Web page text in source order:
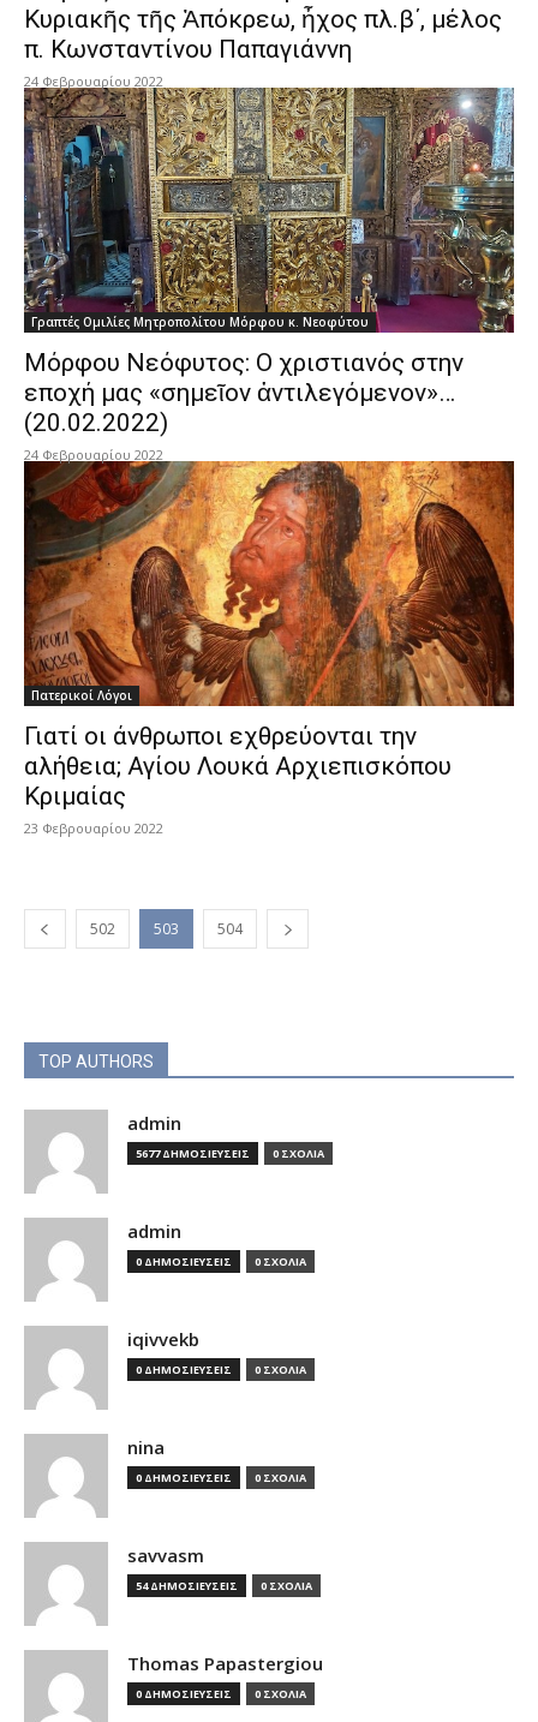
Κυριακῆς τῆς Ἀπόκρεω, ἦχος πλ.β΄, μέλος
π. Κωνσταντίνου Παπαγιάννη
24 Φεβρουαρίου 2022
Γραπτές Ομιλίες Μητροπολίτου Μόρφου κ. Νεοφύτου
Μόρφου Νεόφυτος: Ο χριστιανός στην
εποχή μας «σημεῖον ἀντιλεγόμενον»…
(20.02.2022)
24 Φεβρουαρίου 2022
Πατερικοί Λόγοι
Γιατί οι άνθρωποι εχθρεύονται την
αλήθεια; Αγίου Λουκά Αρχιεπισκόπου
Κριμαίας
23 Φεβρουαρίου 2022
502 503 504
TOP AUTHORS
admin
5677 ΔΗΜΟΣΙΕΥΣΕΙΣ 0 ΣΧΟΛΙΑ
admin
0 ΔΗΜΟΣΙΕΥΣΕΙΣ 0 ΣΧΟΛΙΑ
iqivvekb
0 ΔΗΜΟΣΙΕΥΣΕΙΣ 0 ΣΧΟΛΙΑ
nina
0 ΔΗΜΟΣΙΕΥΣΕΙΣ 0 ΣΧΟΛΙΑ
savvasm
54 ΔΗΜΟΣΙΕΥΣΕΙΣ 0 ΣΧΟΛΙΑ
Thomas Papastergiou
0 ΔΗΜΟΣΙΕΥΣΕΙΣ 0 ΣΧΟΛΙΑ